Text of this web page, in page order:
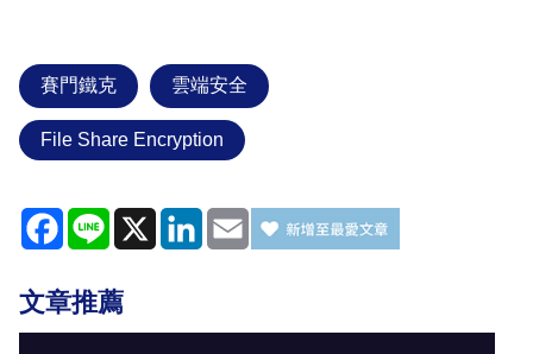
賽門鐵克 雲端安全
File Share Encryption
Facebook
Line X LinkedIn
Email
文章推薦